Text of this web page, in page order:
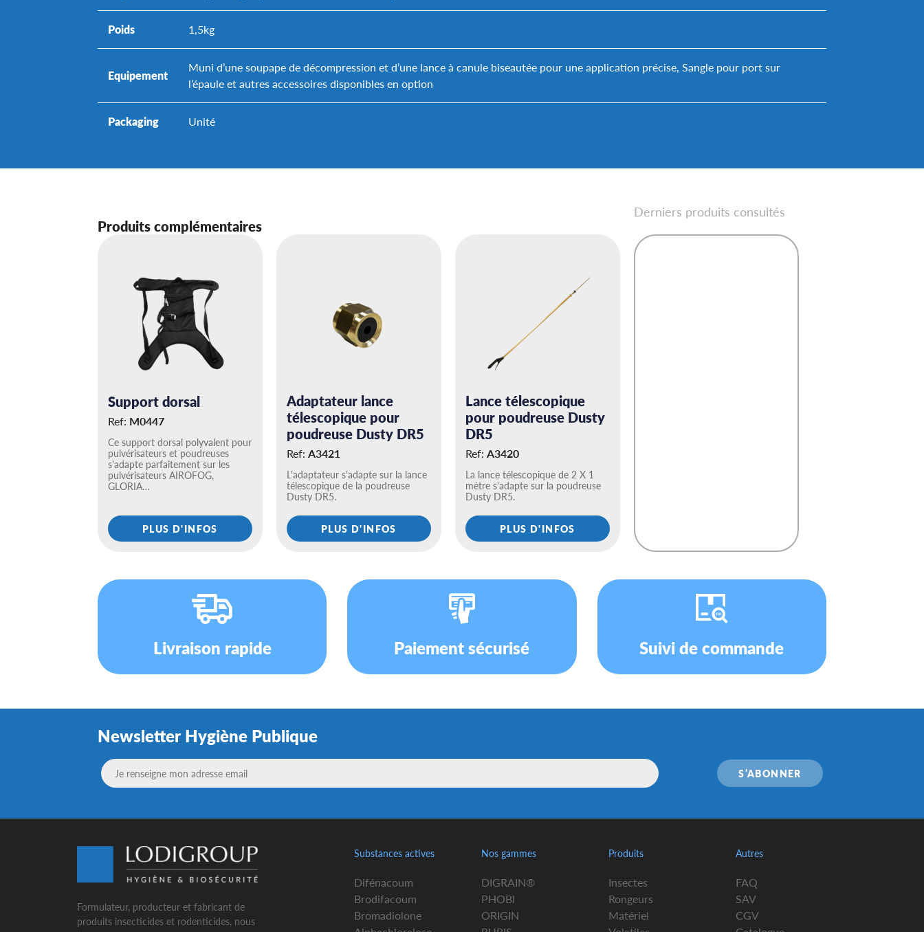
Poids 1,5kg
Equipement
Muni d’une soupape de décompression et d’une lance à canule biseautée pour une application précise, Sangle pour port sur
l’épaule et autres accessoires disponibles en option
Packaging Unité
Produits complémentaires
Support dorsal
Ref: M0447
Ce support dorsal polyvalent pour
pulvérisateurs et poudreuses
s'adapte parfaitement sur les
pulvérisateurs AIROFOG,
GLORIA…
PLUS D'INFOS
Adaptateur lance
télescopique pour
poudreuse Dusty DR5
Ref: A3421
L'adaptateur s'adapte sur la lance
télescopique de la poudreuse
Dusty DR5.
PLUS D'INFOS
Lance télescopique
pour poudreuse Dusty
DR5
Ref: A3420
La lance télescopique de 2 X 1
mètre s'adapte sur la poudreuse
Dusty DR5.
PLUS D'INFOS
Derniers produits consultés
Livraison rapide Paiement sécurisé Suivi de commande
Newsletter Hygiène Publique
S’ABONNER
Formulateur, producteur et fabricant de
produits insecticides et rodenticides, nous
Substances actives
Difénacoum
Brodifacoum
Bromadiolone
Nos gammes
DIGRAIN®
PHOBI
ORIGIN
Produits
Insectes
Rongeurs
Matériel
Autres
FAQ
SAV
CGV